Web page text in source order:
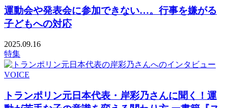
運動会や発表会に参加できない…。行事を嫌がる
子どもへの対応
2025.09.16
特集
VOICE
トランポリン元日本代表・岸彩乃さんに聞く！運